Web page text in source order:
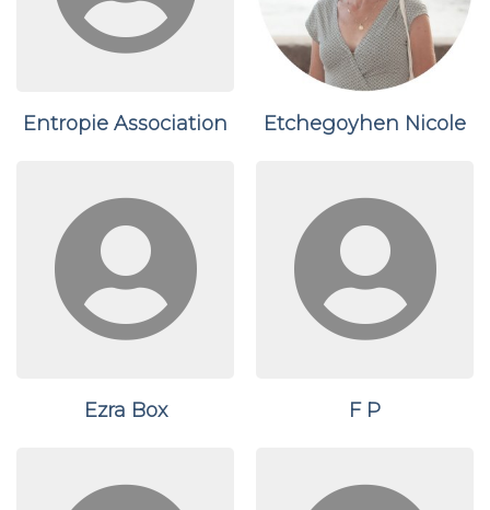
Entropie Association Etchegoyhen Nicole
Ezra Box F P